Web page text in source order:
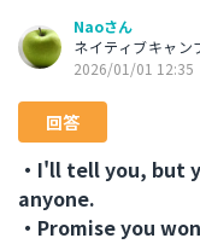
Naoさん
ネイティブキャン
2026/01/01 12:35
回答
・I'll tell you, but
anyone.
・Promise you